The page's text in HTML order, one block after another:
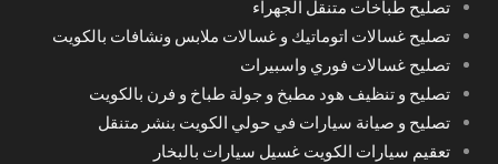
تصليح طباخات متنقل الجهراء
تصليح غسالات اتوماتيك و غسالات ملابس ونشافات بالكويت
تصليح غسالات فوري واسبيرات
تصليح و تنظيف هود مطبخ و جولة طباخ و فرن بالكويت
تصليح و صيانة سيارات في حولي الكويت بنشر متنقل
تعقيم سيارات الكويت غسيل سيارات بالبخار